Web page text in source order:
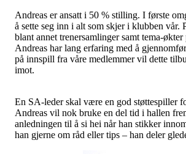
Andreas er ansatt i 50 % stilling. I første
å sette seg inn i alt som skjer i klubben vår.
blant annet trenersamlinger samt tema-
Andreas har lang erfaring med å
på innspill fra våre medlemmer vil dette
imot.
En SA-leder skal være en god støttespiller
Andreas vil nok bruke en del tid i hallen
anledningen til å si hei når han stikker
han gjerne om råd eller tips – han deler